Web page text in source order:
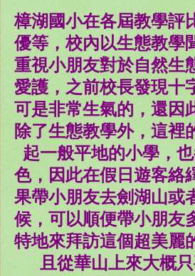
樟湖國小在各屆教學評
優等，校內以生態教學
重視小朋友對於自然生
愛護，之前校長發現十
可是非常生氣的，還因
除了生態教學外，這裡
起一般平地的小學，
色，因此在假日遊客絡
果帶小朋友去劍湖山或
候，可以順便帶小朋友
特地來拜訪這個超美麗
且從華山上來大概只